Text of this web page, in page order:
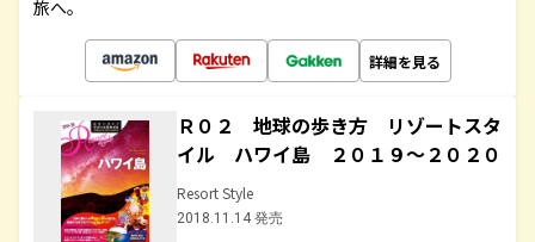
旅へ。
詳細を見る
Ｒ０２ 地球の歩き方 リゾートスタ
イル ハワイ島 ２０１９～２０２０
Resort Style
2018.11.14 発売